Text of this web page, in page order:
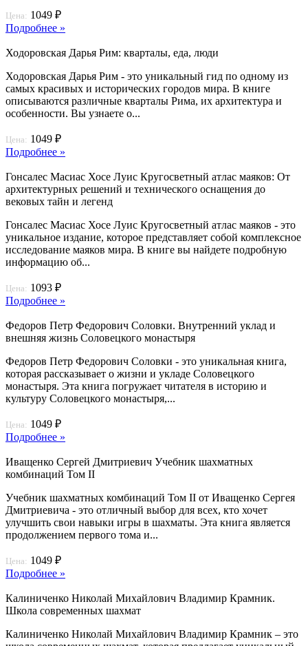
Цена: 1049 ₽
Подробнее »
Ходоровская Дарья Рим: кварталы, еда, люди
Ходоровская Дарья Рим - это уникальный гид по одному из
самых красивых и исторических городов мира. В книге
описываются различные кварталы Рима, их архитектура и
особенности. Вы узнаете о...
Цена: 1049 ₽
Подробнее »
Гонсалес Масиас Хосе Луис Кругосветный атлас маяков: От
архитектурных решений и технического оснащения до
вековых тайн и легенд
Гонсалес Масиас Хосе Луис Кругосветный атлас маяков - это
уникальное издание, которое представляет собой комплексное
исследование маяков мира. В книге вы найдете подробную
информацию об...
Цена: 1093 ₽
Подробнее »
Федоров Петр Федорович Соловки. Внутренний уклад и
внешняя жизнь Соловецкого монастыря
Федоров Петр Федорович Соловки - это уникальная книга,
которая рассказывает о жизни и укладе Соловецкого
монастыря. Эта книга погружает читателя в историю и
культуру Соловецкого монастыря,...
Цена: 1049 ₽
Подробнее »
Иващенко Сергей Дмитриевич Учебник шахматных
комбинаций Том II
Учебник шахматных комбинаций Том II от Иващенко Сергея
Дмитриевича - это отличный выбор для всех, кто хочет
улучшить свои навыки игры в шахматы. Эта книга является
продолжением первого тома и...
Цена: 1049 ₽
Подробнее »
Калиниченко Николай Михайлович Владимир Крамник.
Школа современных шахмат
Калиниченко Николай Михайлович Владимир Крамник – это